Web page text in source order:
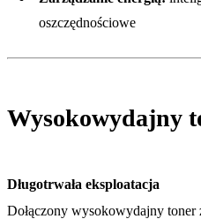
oszczędnościowe
Wysokowydajny
Długotrwała eksploatacja
Dołączony wysokowydajny